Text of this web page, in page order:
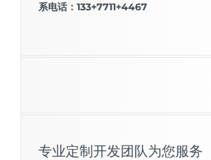
系电话：133+7711+4467
专业定制开发团队为您服务